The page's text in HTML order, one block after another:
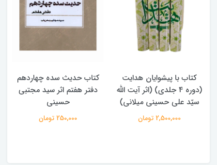
کتاب با پیشوایان هدایت
(دوره 4 جلدی) (اثر آیت الله
سیّد علی حسینی میلانی)
2,500,000 تومان
کتاب حدیث سده چهاردهم
دفتر هفتم اثر سید مجتبی
حسینی
250,000 تومان